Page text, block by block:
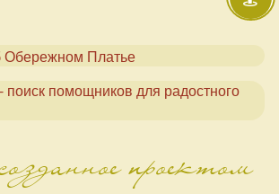
проектом